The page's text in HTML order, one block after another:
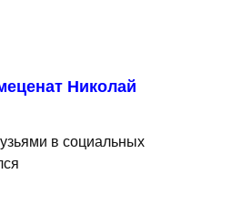
Николай
в социальных